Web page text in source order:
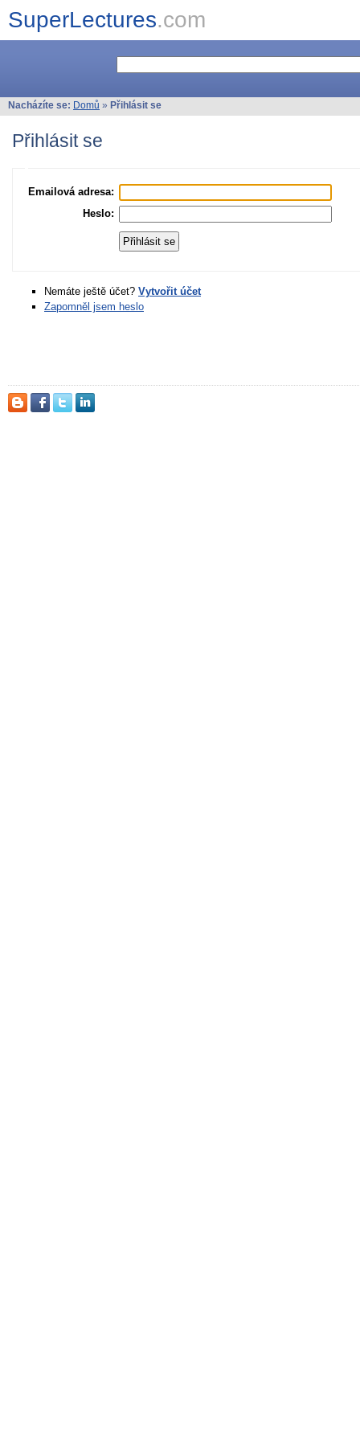
SuperLectures.com
Nacházíte se: Domů » Přihlásit se
Přihlásit se
Emailová adresa:
Heslo:
Nemáte ještě účet? Vytvořit účet
Zapomněl jsem heslo